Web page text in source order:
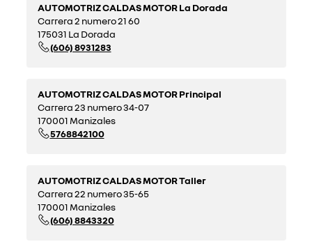
AUTOMOTRIZ CALDAS MOTOR La Dorada
Carrera 2 numero 21 60
175031 La Dorada
(606) 8931283
AUTOMOTRIZ CALDAS MOTOR Principal
Carrera 23 numero 34-07
170001 Manizales
5768842100
AUTOMOTRIZ CALDAS MOTOR Taller
Carrera 22 numero 35-65
170001 Manizales
(606) 8843320